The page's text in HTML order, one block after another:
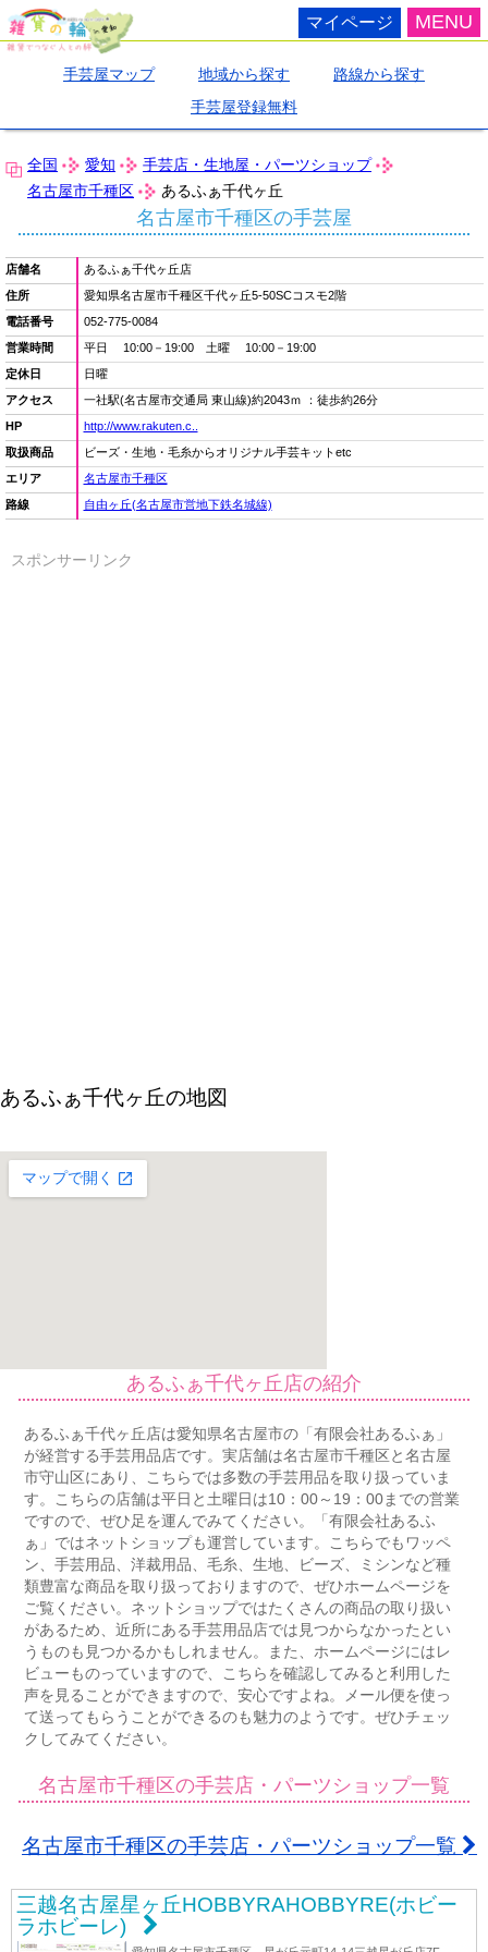
MENU
マイページ
手芸屋マップ 地域から探す
路線から探す
手芸屋登録無料
全国 愛知
手芸店・生地屋・パーツショップ
名古屋市千種区
あるふぁ千代ヶ丘
名古屋市千種区の手芸屋
店舗名
あるふぁ千代ヶ丘店
住所
愛知県名古屋市千種区千代ヶ丘5-50SCコスモ2階
電話番号
052-775-0084
営業時間
平日 10:00－19:00 土曜 10:00－19:00
定休日
日曜
アクセス
一社駅(名古屋市交通局 東山線)約2043ｍ ：徒歩約26分
HP
http://www.rakuten.c..
取扱商品
ビーズ・生地・毛糸からオリジナル手芸キットetc
エリア
名古屋市千種区
路線
自由ヶ丘(名古屋市営地下鉄名城線)
スポンサーリンク
あるふぁ千代ヶ丘の地図
あるふぁ千代ヶ丘店の紹介
あるふぁ千代ヶ丘店は愛知県名古屋市の「有限会社あるふぁ」
が経営する手芸用品店です。実店舗は名古屋市千種区と名古屋
市守山区にあり、こちらでは多数の手芸用品を取り扱っていま
す。こちらの店舗は平日と土曜日は10：00～19：00までの営業
ですので、ぜひ足を運んでみてください。「有限会社あるふ
ぁ」ではネットショップも運営しています。こちらでもワッペ
ン、手芸用品、洋裁用品、毛糸、生地、ビーズ、ミシンなど種
類豊富な商品を取り扱っておりますので、ぜひホームページを
ご覧ください。ネットショップではたくさんの商品の取り扱い
があるため、近所にある手芸用品店では見つからなかったとい
うものも見つかるかもしれません。また、ホームページにはレ
ビューものっていますので、こちらを確認してみると利用した
声を見ることができますので、安心ですよね。メール便を使っ
て送ってもらうことができるのも魅力のようです。ぜひチェッ
クしてみてください。
名古屋市千種区の手芸店・パーツショップ一覧
名古屋市千種区の手芸店・パーツショップ一覧
三越名古屋星ヶ丘HOBBYRAHOBBYRE(ホビー
ラホビーレ)